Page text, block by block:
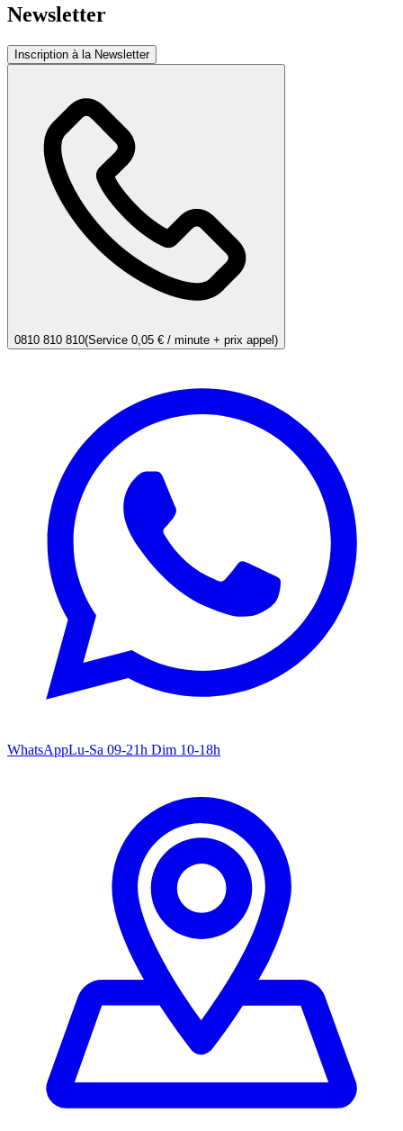
Newsletter
Inscription à la Newsletter
0810 810 810(Service 0,05 € / minute + prix appel)
WhatsAppLu-Sa 09-21h Dim 10-18h